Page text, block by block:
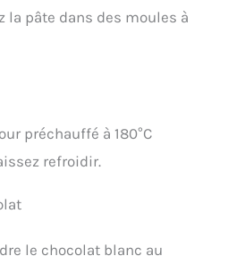
la pâte dans des moules à
préchauffé à 180°C
refroidir.
le chocolat blanc au